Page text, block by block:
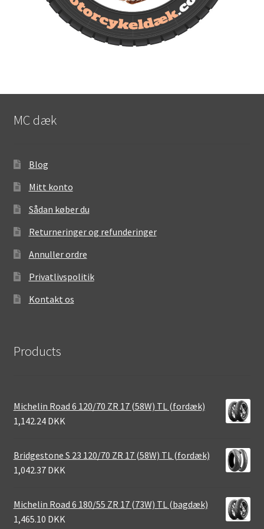
MC dæk
Blog
Mitt konto
Sådan køber du
Returneringer og refunderinger
Annuller ordre
Privatlivspolitik
Kontakt os
Products
Michelin Road 6 120/70 ZR 17 (58W) TL (fordæk)
1,142.24 DKK
Bridgestone S 23 120/70 ZR 17 (58W) TL (fordæk)
1,042.37 DKK
Michelin Road 6 180/55 ZR 17 (73W) TL (bagdæk)
1,465.10 DKK